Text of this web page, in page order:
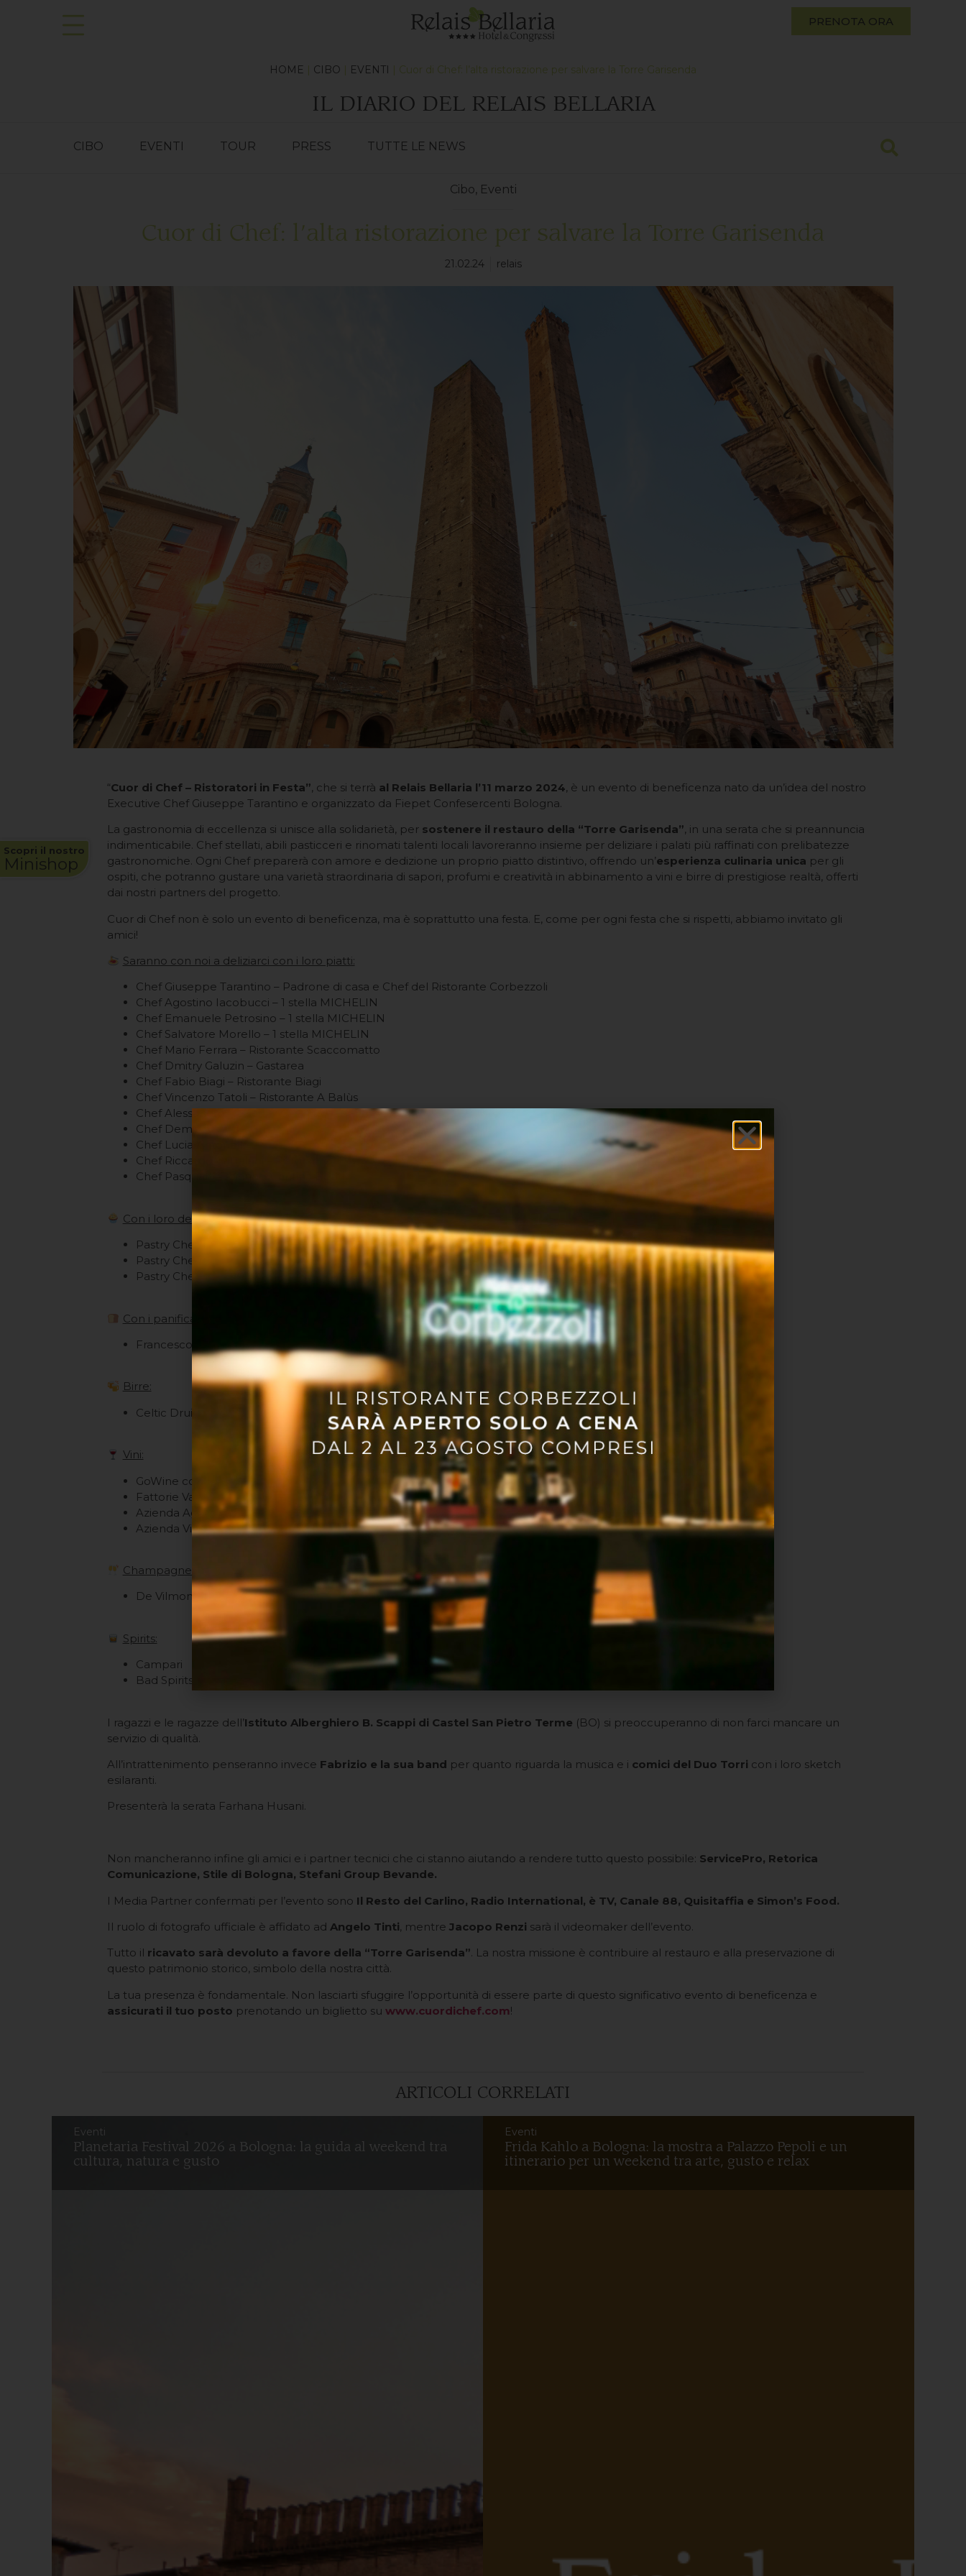
PRENOTA ORA
Scopri il nostro
Minishop
HOME | CIBO | EVENTI | Cuor di Chef: l’alta ristorazione per salvare la Torre Garisenda
IL DIARIO DEL RELAIS BELLARIA
CIBO EVENTI TOUR PRESS TUTTE LE NEWS
Cibo, Eventi
Cuor di Chef: l’alta ristorazione per salvare la Torre Garisenda
21.02.24 relais
“Cuor di Chef – Ristoratori in Festa”, che si terrà al Relais Bellaria l’11 marzo 2024, è un evento di beneficenza nato da un’idea del nostro
Executive Chef Giuseppe Tarantino e organizzato da Fiepet Confesercenti Bologna.
La gastronomia di eccellenza si unisce alla solidarietà, per sostenere il restauro della “Torre Garisenda”, in una serata che si preannuncia
indimenticabile. Chef stellati, abili pasticceri e rinomati talenti locali lavoreranno insieme per deliziare i palati più raffinati con prelibatezze
gastronomiche. Ogni Chef preparerà con amore e dedizione un proprio piatto distintivo, offrendo un’esperienza culinaria unica per gli
ospiti, che potranno gustare una varietà straordinaria di sapori, profumi e creatività in abbinamento a vini e birre di prestigiose realtà, offerti
dai nostri partners del progetto.
Cuor di Chef non è solo un evento di beneficenza, ma è soprattutto una festa. E, come per ogni festa che si rispetti, abbiamo invitato gli
amici!
Saranno con noi a deliziarci con i loro piatti:
Chef Giuseppe Tarantino – Padrone di casa e Chef del Ristorante Corbezzoli
Chef Agostino Iacobucci – 1 stella MICHELIN
Chef Emanuele Petrosino – 1 stella MICHELIN
Chef Salvatore Morello – 1 stella MICHELIN
Chef Mario Ferrara – Ristorante Scaccomatto
Chef Dmitry Galuzin – Gastarea
Chef Fabio Biagi – Ristorante Biagi
Chef Vincenzo Tatoli – Ristorante A Balùs
Chef Alessandro Panichi – Ristorante Sotto L’arco
Chef Demis Aleotti – Bottega Aleotti
Chef Lucia Antonelli
Chef Riccardo Cattalani – Ristorante Ciacco
Chef Pasquale Troiano – Cantina Bentivoglio
Con i loro dessert:
Pastry Chef Gabriele Spinelli
Pastry Chef Luca Porretto – Pasticceria Beverara
Pastry Chef Francesco Elmi
Con i panificati:
Francesco Bonfiglioli – Bread by Madré
Birre:
Celtic Druid Irish Pub
Vini:
GoWine con 2 cantine a sorpresa!
Fattorie Vallona
Azienda Agricola La Sabbiona
Azienda Vitivinicola Cà Lunga
Champagne:
De Vilmont – Serena Wines
Spirits:
Campari
Bad Spirits Bologna
I ragazzi e le ragazze dell’Istituto Alberghiero B. Scappi di Castel San Pietro Terme (BO) si preoccuperanno di non farci mancare un
servizio di qualità.
All’intrattenimento penseranno invece Fabrizio e la sua band per quanto riguarda la musica e i comici del Duo Torri con i loro sketch
esilaranti.
Presenterà la serata Farhana Husani.
Non mancheranno infine gli amici e i partner tecnici che ci stanno aiutando a rendere tutto questo possibile: ServicePro, Retorica
Comunicazione, Stile di Bologna, Stefani Group Bevande.
I Media Partner confermati per l’evento sono Il Resto del Carlino, Radio International, è TV, Canale 88, Quisitaffia e Simon’s Food.
Il ruolo di fotografo ufficiale è affidato adAngelo Tinti, mentreJacopo Renzi sarà il videomaker dell’evento.
Tutto il ricavato sarà devoluto a favore della “Torre Garisenda”. La nostra missione è contribuire al restauro e alla preservazione di
questo patrimonio storico, simbolo della nostra città.
La tua presenza è fondamentale. Non lasciarti sfuggire l’opportunità di essere parte di questo significativo evento di beneficenza e
assicurati il tuo posto prenotando un biglietto su www.cuordichef.com!
ARTICOLI CORRELATI
Eventi
Planetaria Festival 2026 a Bologna: la guida al weekend tra
cultura, natura e gusto
Eventi
Frida Kahlo a Bologna: la mostra a Palazzo Pepoli e un
itinerario per un weekend tra arte, gusto e relax